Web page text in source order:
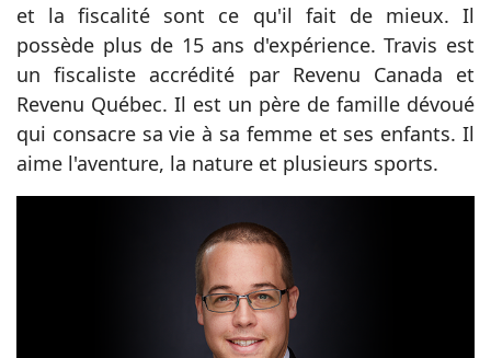
et la fiscalité sont ce qu'il fait de mieux. Il
possède plus de 15 ans d'expérience. Travis est
un fiscaliste accrédité par Revenu Canada et
Revenu Québec. Il est un père de famille dévoué
qui consacre sa vie à sa femme et ses enfants. Il
aime l'aventure, la nature et plusieurs sports.